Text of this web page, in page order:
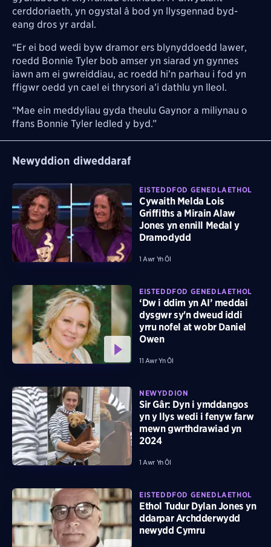
cerddoriaeth, yn ogystal â bod yn llysgennad byd-
eang dros yr ardal.
“Er ei bod wedi byw dramor ers blynyddoedd lawer,
roedd Bonnie Tyler bob amser yn siarad yn gynnes
iawn am ei gwreiddiau, ac roedd hi’n parhau i fod yn
ffigwr oedd yn cael ei thrysori a’i dathlu yn lleol.
“Mae ein meddyliau gyda theulu Gaynor a miliynau o
ffans Bonnie Tyler ledled y byd.”
Newyddion diweddaraf
EISTEDDFOD GENEDLAETHOL
Cywaith Melda Lois
Griffiths a Mirain Alaw
Jones yn ennill Medal y
Dramodydd
1 Awr Yn Ôl
EISTEDDFOD GENEDLAETHOL
‘Dw i ddim yn AI’ meddai
dysgwr sy'n dweud iddi
yrru nofel at wobr Daniel
Owen
11 Awr Yn Ôl
NEWYDDION
Sir Gâr: Dyn i ymddangos
yn y llys wedi i fenyw farw
mewn gwrthdrawiad yn
2024
1 Awr Yn Ôl
EISTEDDFOD GENEDLAETHOL
Ethol Tudur Dylan Jones yn
ddarpar Archdderwydd
newydd Cymru